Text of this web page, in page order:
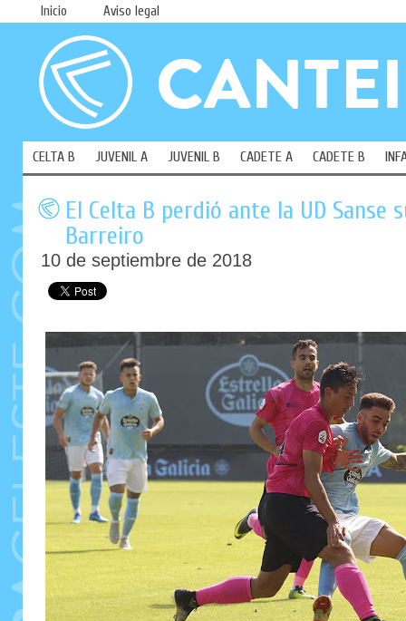
Inicio Aviso legal
CELTA B JUVENIL A JUVENIL B CADETE A CADETE B
El Celta B perdió ante la UD
Barreiro
10 de septiembre de 2018